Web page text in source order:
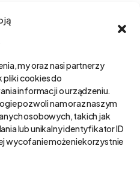
my oraz nasi partnerzy
cookies do
informacji o urządzeniu.
pozwoli nam oraz naszym
osobowych, takich jak
lub unikalny identyfikator ID
wycofanie może niekorzystnie